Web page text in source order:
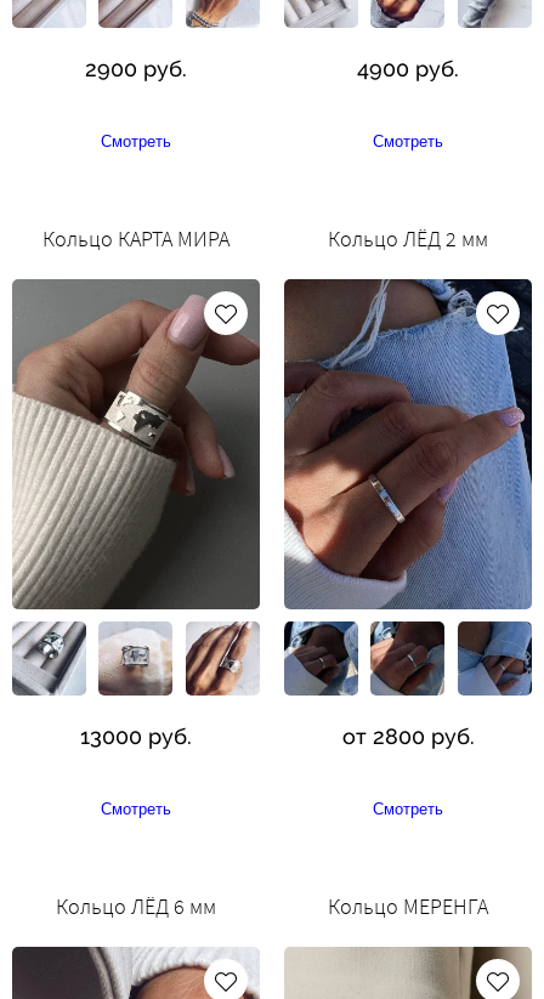
2900 руб.
Смотреть
4900 руб.
Смотреть
Кольцо КАРТА МИРА
13000 руб.
Смотреть
Кольцо ЛЁД 2 мм
от 2800 руб.
Смотреть
Кольцо ЛЁД 6 мм Кольцо МЕРЕНГА